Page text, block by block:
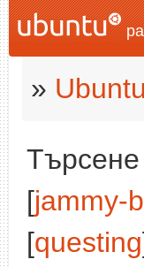
» Ubuntu
Търсене
[jammy-
[questing